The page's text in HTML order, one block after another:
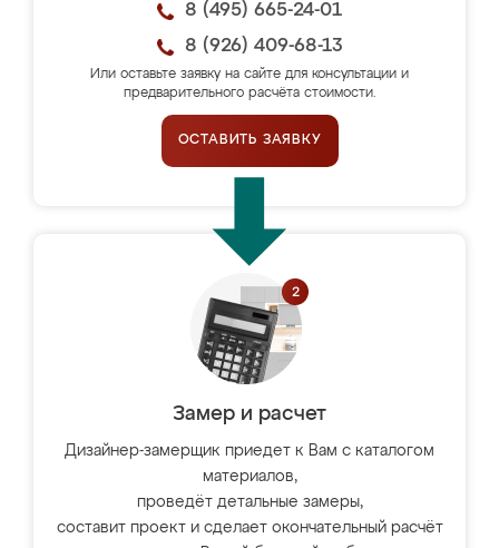
8 (495) 665-24-01
8 (926) 409-68-13
Или оставьте заявку на сайте для консультации и
предварительного расчёта стоимости.
ОСТАВИТЬ ЗАЯВКУ
Замер и расчет
Дизайнер-замерщик приедет к Вам с каталогом
материалов,
проведёт детальные замеры,
составит проект и сделает окончательный расчёт